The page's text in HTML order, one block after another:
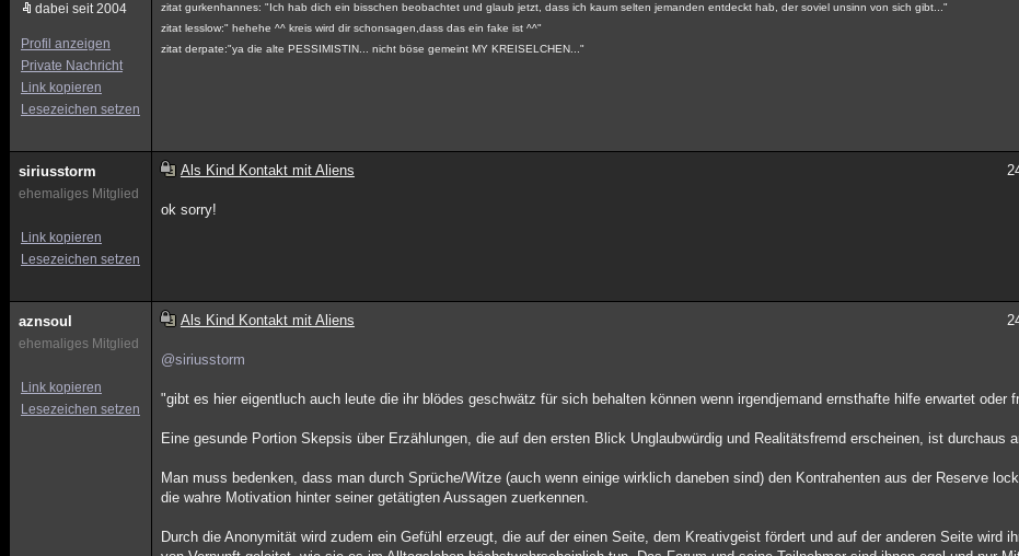
dabei seit 2004
Profil anzeigen
Private Nachricht
Link kopieren
Lesezeichen setzen
zitat gurkenhannes: "Ich hab dich ein bisschen beobachtet und glaub jetzt, dass ich kaum selten jemanden entdeckt hab, der soviel unsinn von sich gibt..."
zitat lesslow:" hehehe ^^ kreis wird dir schonsagen,dass das ein fake ist ^^"
zitat derpate:"ya die alte PESSIMISTIN... nicht böse gemeint MY KREISELCHEN..."
siriusstorm
ehemaliges Mitglied
Link kopieren
Lesezeichen setzen
Als Kind Kontakt mit Aliens
ok sorry!
aznsoul
ehemaliges Mitglied
Link kopieren
Lesezeichen setzen
Als Kind Kontakt mit Aliens
@siriusstorm
"gibt es hier eigentluch auch leute die ihr blödes geschwätz für sich behalten können wenn irgendjemand ernsthafte hilfe erwartet oder
Eine gesunde Portion Skepsis über Erzählungen, die auf den ersten Blick Unglaubwürdig und Realitätsfremd erscheinen, ist durchaus
Man muss bedenken, dass man durch Sprüche/Witze (auch wenn einige wirklich daneben sind) den Kontrahenten aus der Reserve
die wahre Motivation hinter seiner getätigten Aussagen zuerkennen.
Durch die Anonymität wird zudem ein Gefühl erzeugt, die auf der einen Seite, dem Kreativgeist fördert und auf der anderen Seite wird